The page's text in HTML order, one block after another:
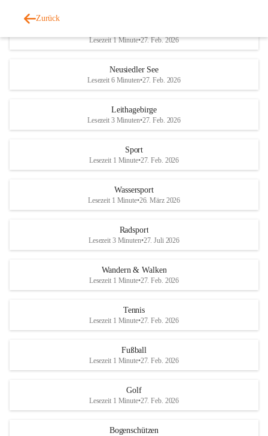
Zurück
Lesezeit 1 Minute•27. Feb. 2026
Neusiedler See
Lesezeit 6 Minuten•27. Feb. 2026
Leithagebirge
Lesezeit 3 Minuten•27. Feb. 2026
Sport
Lesezeit 1 Minute•27. Feb. 2026
Wassersport
Lesezeit 1 Minute•26. März 2026
Radsport
Lesezeit 3 Minuten•27. Juli 2026
Wandern & Walken
Lesezeit 1 Minute•27. Feb. 2026
Tennis
Lesezeit 1 Minute•27. Feb. 2026
Fußball
Lesezeit 1 Minute•27. Feb. 2026
Golf
Lesezeit 1 Minute•27. Feb. 2026
Bogenschützen